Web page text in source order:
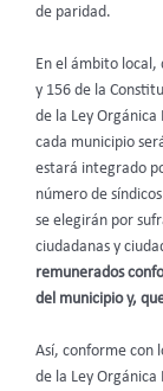
de paridad.
En el ámbito local,
y 156 de la
de la Ley
cada municipio
estará integrado
número de
se elegirán por
ciudadanas y
remunerados
del municipio y,
Así, conforme con
de la Ley